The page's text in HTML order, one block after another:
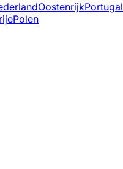
OostenrijkPortugal
Polen